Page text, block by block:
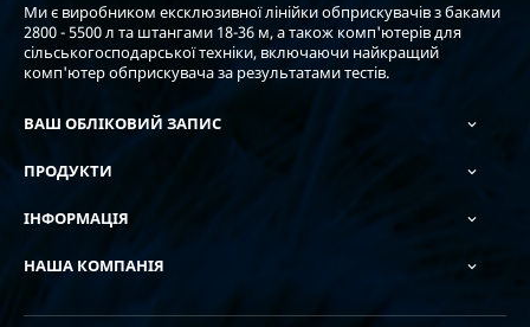
Ми є виробником ексклюзивної лінійки обприскувачів з баками
2800 - 5500 л та штангами 18-36 м, а також комп'ютерів для
сільськогосподарської техніки, включаючи найкращий
комп'ютер обприскувача за результатами тестів.
ВАШ ОБЛІКОВИЙ ЗАПИС 
ПРОДУКТИ 
ІНФОРМАЦІЯ 
НАША КОМПАНІЯ 